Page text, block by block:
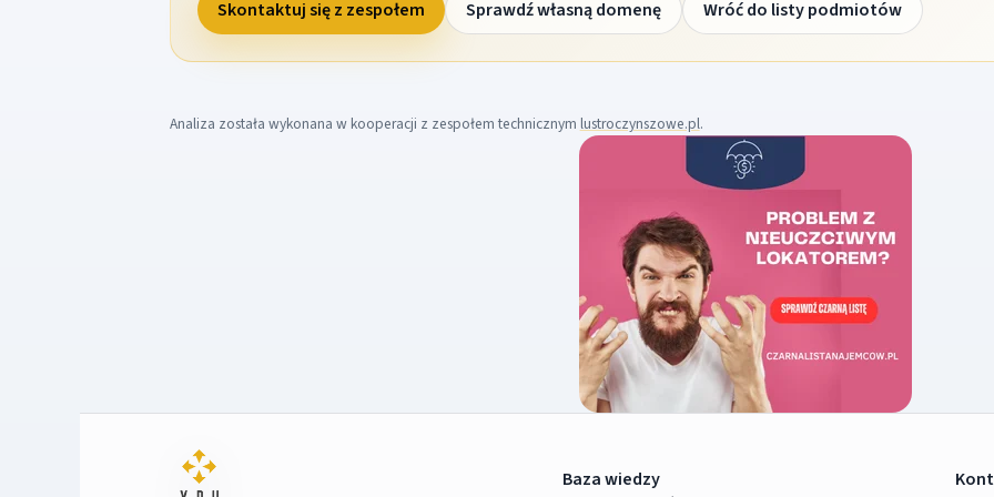
Skontaktuj się z zespołem Sprawdź własną domenę Wróć do listy podmiotów
Analiza została wykonana w kooperacji z zespołem technicznym lustroczynszowe.pl.
Baza wiedzy